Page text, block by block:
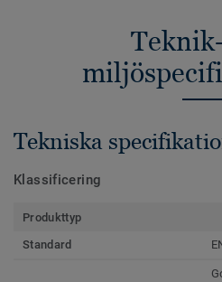
Tekniska
Klassificering
Produkttyp
Standard